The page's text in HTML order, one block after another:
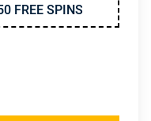
FREE SPINS